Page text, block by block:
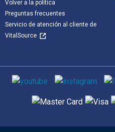
Volver a la política
Preguntas frecuentes
Servicio de atención al cliente de
VitalSource
Medios de comunicación social
Métodos de pago admitidos